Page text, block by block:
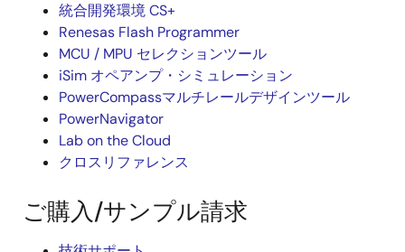
統合開発環境 CS+
Renesas Flash Programmer
MCU / MPU セレクションツール
iSim オペアンプ・シミュレーション
PowerCompassマルチレールデザインツール
PowerNavigator
Lab on the Cloud
クロスリファレンス
ご購入/サンプル請求